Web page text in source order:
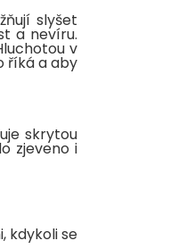
slyšet
a nevíru.
v
říká a aby
skrytou
zjeveno i